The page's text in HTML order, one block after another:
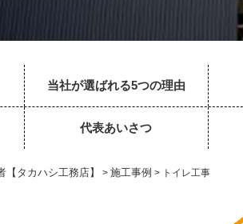
当社が選ばれる5つの理由
代表あいさつ
タカハシ工務店】 > 施工事例 > トイレ工事